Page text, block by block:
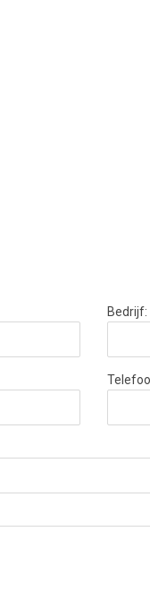
Bedrijf: